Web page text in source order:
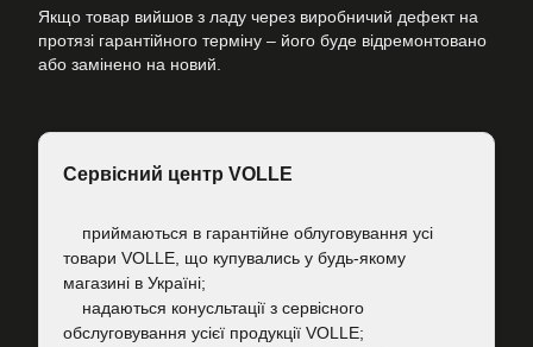
Якщо товар вийшов з ладу через виробничий дефект на
протязі гарантійного терміну – його буде відремонтовано
або замінено на новий.
Сервісний центр VOLLE
приймаються в гарантійне облуговування усі
товари VOLLE, що купувались у будь-якому
магазині в Україні;
надаються конусльтації з сервісного
обслуговування усієї продукції VOLLE;